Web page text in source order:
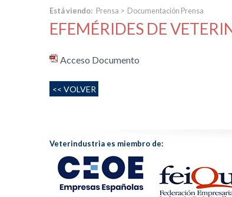
Está viendo: Prensa > Documentación Prensa
EFEMÉRIDES DE
Acceso Documento
<< VOLVER
Veterindustria es miembro de: